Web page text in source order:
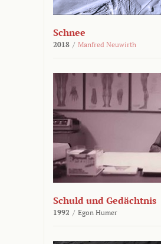
Schnee
2018 / Manfred Neuwirth
Schuld und Gedächtnis
1992 / Egon Humer